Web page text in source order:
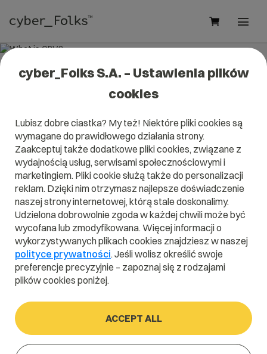
What is CPV?
It will help you better understand what exactly it isCPVand
what is the meaning to you in everyday use.
A B C D E F G H
I
J
K L M N O P Q
R
S
T U V W X Y Z
Home/Dictionary/Marketing internetowy/CPV
CPV
cyber_Folks S.A. – Ustawienia plików
cookies
Lubisz dobre ciastka? My też! Niektóre pliki cookies są
wymagane do prawidłowego działania strony.
Zaakceptuj także dodatkowe pliki cookies, związane z
wydajnością usług, serwisami społecznościowymi i
marketingiem. Pliki cookie służą także do personalizacji
reklam. Dzięki nim otrzymasz najlepsze doświadczenie
naszej strony internetowej, którą stale doskonalimy.
Udzielona dobrowolnie zgoda w każdej chwili może być
wycofana lub zmodyfikowana. Więcej informacji o
wykorzystywanych plikach cookies znajdziesz w naszej
polityce prywatności. Jeśli wolisz określić swoje
preferencje precyzyjnie – zapoznaj się z rodzajami
plików cookies poniżej.
ACCEPT ALL